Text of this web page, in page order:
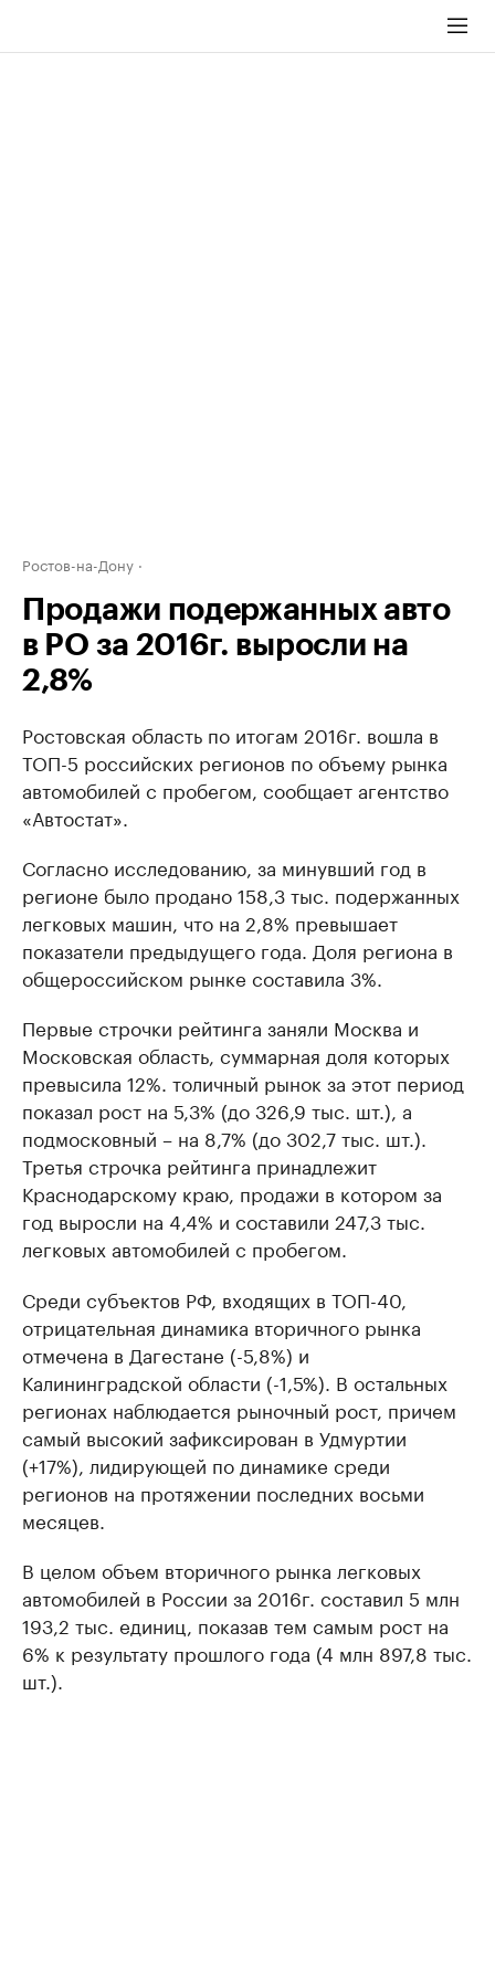
Ростов-на-Дону
Продажи подержанных авто
в РО за 2016г. выросли на
2,8%
Ростовская область по итогам 2016г. вошла в
ТОП-5 российских регионов по объему рынка
автомобилей с пробегом, сообщает агентство
«Автостат».
Согласно исследованию, за минувший год в
регионе было продано 158,3 тыс. подержанных
легковых машин, что на 2,8% превышает
показатели предыдущего года. Доля региона в
общероссийском рынке составила 3%.
Первые строчки рейтинга заняли Москва и
Московская область, суммарная доля которых
превысила 12%. толичный рынок за этот период
показал рост на 5,3% (до 326,9 тыс. шт.), а
подмосковный – на 8,7% (до 302,7 тыс. шт.).
Третья строчка рейтинга принадлежит
Краснодарскому краю, продажи в котором за
год выросли на 4,4% и составили 247,3 тыс.
легковых автомобилей с пробегом.
Среди субъектов РФ, входящих в ТОП-40,
отрицательная динамика вторичного рынка
отмечена в Дагестане (-5,8%) и
Калининградской области (-1,5%). В остальных
регионах наблюдается рыночный рост, причем
самый высокий зафиксирован в Удмуртии
(+17%), лидирующей по динамике среди
регионов на протяжении последних восьми
месяцев.
В целом объем вторичного рынка легковых
автомобилей в России за 2016г. составил 5 млн
193,2 тыс. единиц, показав тем самым рост на
6% к результату прошлого года (4 млн 897,8 тыс.
шт.).